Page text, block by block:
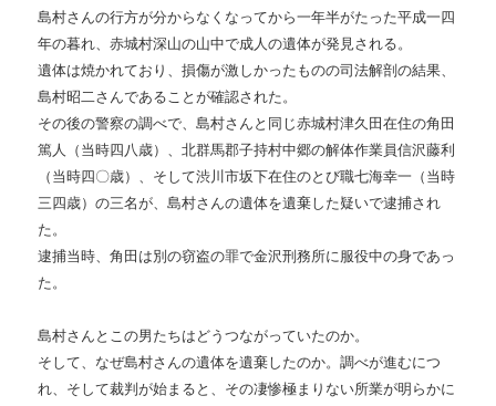
島村さんの行方が分からなくなってから一年半がたった平成一四
年の暮れ、赤城村深山の山中で成人の遺体が発見される。
遺体は焼かれており、損傷が激しかったものの司法解剖の結果、
島村昭二さんであることが確認された。
その後の警察の調べで、島村さんと同じ赤城村津久田在住の角田
篤人（当時四八歳）、北群馬郡子持村中郷の解体作業員信沢藤利
（当時四〇歳）、そして渋川市坂下在住のとび職七海幸一（当時
三四歳）の三名が、島村さんの遺体を遺棄した疑いで逮捕され
た。
逮捕当時、角田は別の窃盗の罪で金沢刑務所に服役中の身であっ
た。
島村さんとこの男たちはどうつながっていたのか。
そして、なぜ島村さんの遺体を遺棄したのか。調べが進むにつ
れ、そして裁判が始まると、その凄惨極まりない所業が明らかに